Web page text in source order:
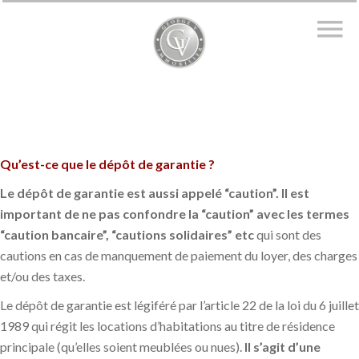
Qu’est-ce que le dépôt de garantie ?
Le dépôt de garantie est aussi appelé “caution”. Il est
important de ne pas confondre la “caution” avec les termes
“caution bancaire”, “cautions solidaires” etcqui sont des
cautions en cas de manquement de paiement du loyer, des charges
et/ou des taxes.
Le dépôt de garantie est légiféré par l’article 22 de la loi du 6 juillet
1989 qui régit les locations d’habitations au titre de résidence
principale (qu’elles soient meublées ou nues). Il s’agit d’une